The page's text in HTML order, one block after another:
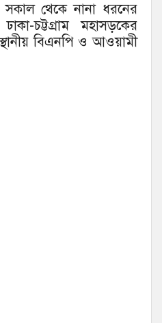
থেকে নানা ধরনের
চট্টগ্রাম মহাসড়কের
বিএনপি ও আওয়ামী